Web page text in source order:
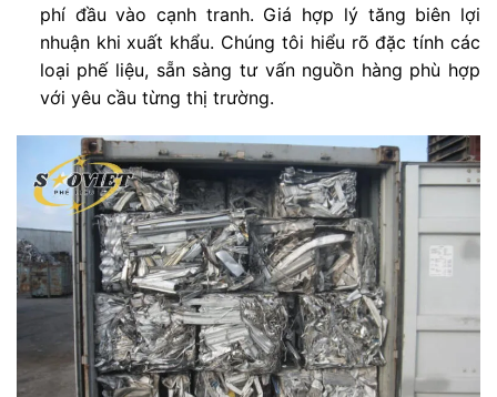
phí đầu vào cạnh tranh. Giá hợp lý tăng biên lợi
nhuận khi xuất khẩu. Chúng tôi hiểu rõ đặc tính các
loại phế liệu, sẵn sàng tư vấn nguồn hàng phù hợp
với yêu cầu từng thị trường.